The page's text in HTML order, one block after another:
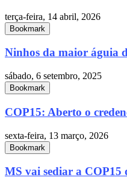
terça-feira, 14 abril, 2026
Bookmark
Ninhos da maior águia
sábado, 6 setembro, 2025
Bookmark
COP15: Aberto o
sexta-feira, 13 março, 2026
Bookmark
MS vai sediar a COP15